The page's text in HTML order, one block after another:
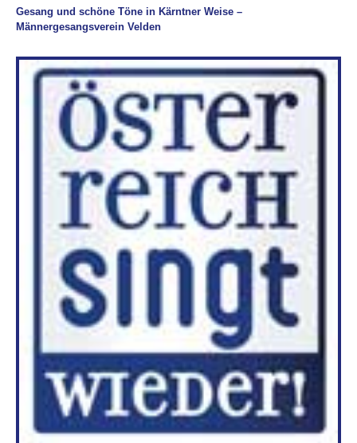
Gesang und schöne Töne in Kärntner Weise –
Männergesangsverein Velden